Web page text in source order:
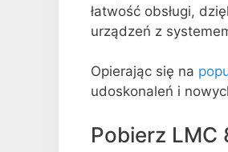
łatwość obsługi,
urządzeń z
Opierając się na
udoskonaleń i
Pobierz LMC